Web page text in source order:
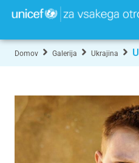
Domov Galerija Ukrajina